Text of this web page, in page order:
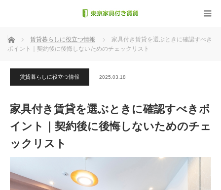
ホーム 賃貸暮らしに役立つ情報
家具付き賃貸を選ぶときに確認すべき
ポイント｜契約後に後悔しないためのチェックリスト
賃貸暮らしに役立つ情報 2025.03.18
家具付き賃貸を選ぶときに確認すべきポ
イント｜契約後に後悔しないためのチェ
ックリスト